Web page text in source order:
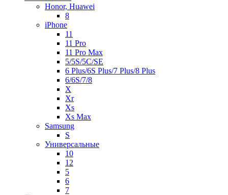
Honor, Huawei
8
iPhone
11
11 Pro
11 Pro Max
5/5S/5C/SE
6 Plus/6S Plus/7 Plus/8 Plus
6/6S/7/8
X
Xr
Xs
Xs Max
Samsung
S
Универсальные
10
12
5
6
7